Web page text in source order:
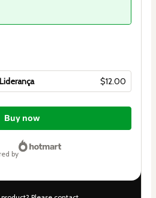
$12.00
Buy now
by